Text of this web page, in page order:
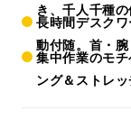
き、千人千種
長時間デスク
動付随。首・腕
集中作業のモ
ング＆ストレッ